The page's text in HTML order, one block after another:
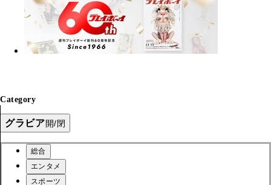
Category
グラビア開/閉
総合
エンタメ
スポーツ